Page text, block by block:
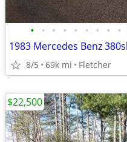
• • • • • • • • •
1983 Mercedes Benz
8/5 69k mi Fletcher
$22,500